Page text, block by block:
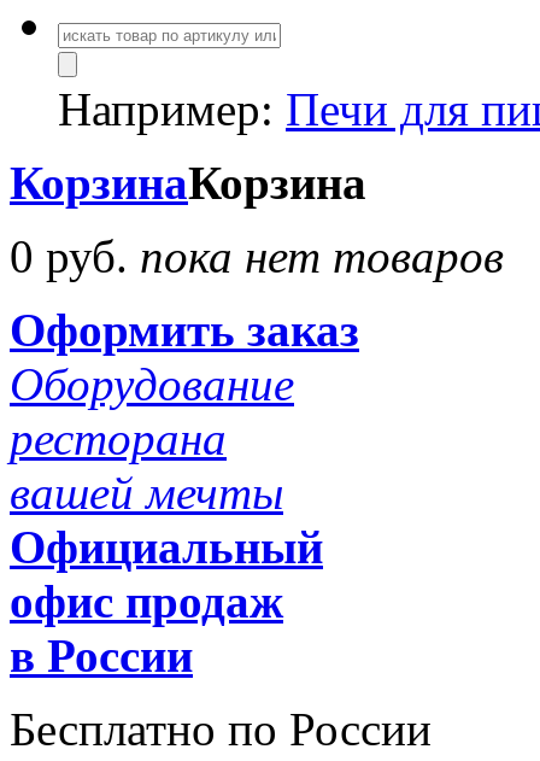
Например: Печи для
КорзинаКорзина
0 руб. пока нет товаров
Оформить заказ
Оборудование
ресторана
вашей мечты
Официальный
офис продаж
в России
Бесплатно по России